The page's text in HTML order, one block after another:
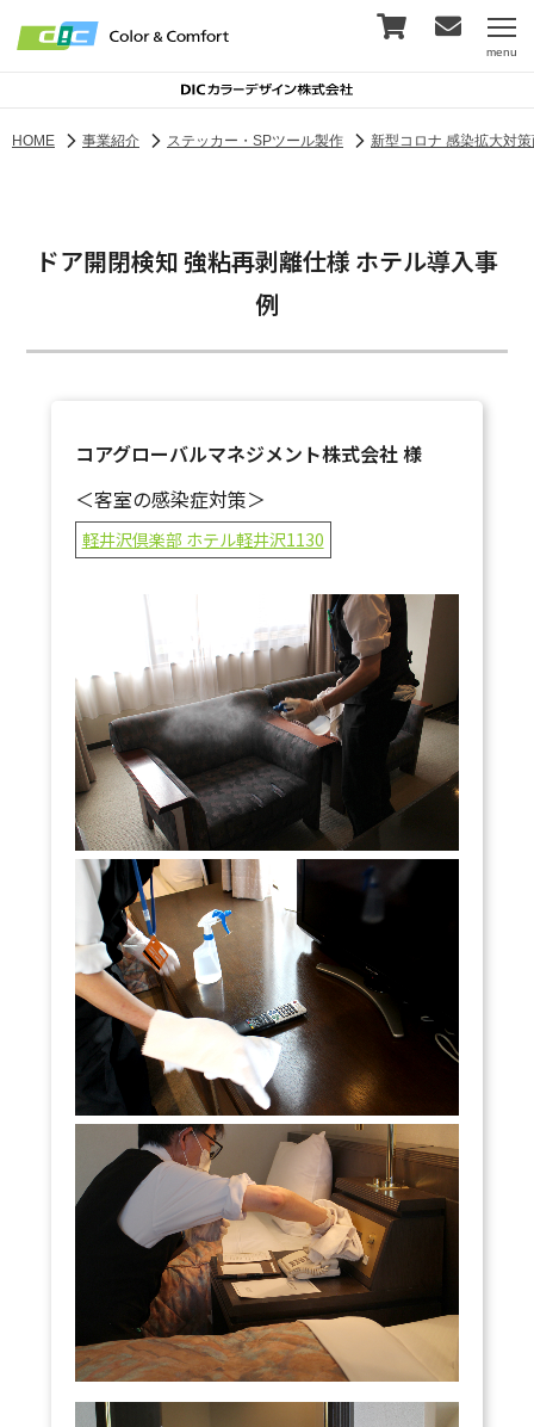
menu
HOME 事業紹介 ステッカー・SPツール製作 新型コロナ 感染拡大対
ドア開閉検知 強粘再剥離仕様 ホテル導入事
例
コアグローバルマネジメント株式会社 様
＜客室の感染症対策＞
軽井沢倶楽部 ホテル軽井沢1130